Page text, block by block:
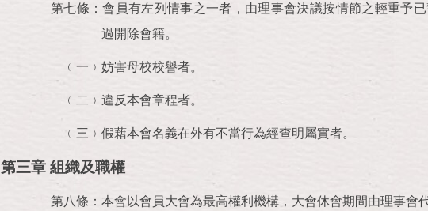
第七條：會員有左列情事之一者，由理事會決議按情節之輕重予
過開除會籍。
﹙一﹚妨害母校校譽者。
﹙二﹚違反本會章程者。
﹙三﹚假藉本會名義在外有不當行為經查明屬實者。
第三章 組織及職權
第八條：本會以會員大會為最高權利機構，大會休會期間由理事會